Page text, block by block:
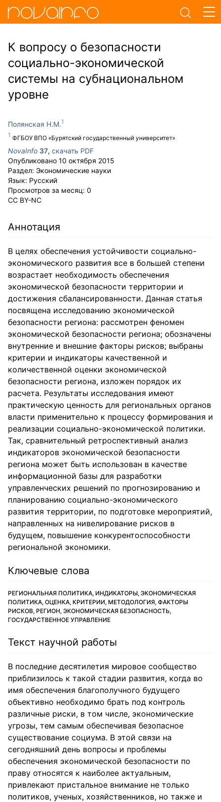
К вопросу о безопасности
социально-экономической
системы на субнациональном
уровне
Полянская Н.М.
ФГБОУ ВПО «Бурятский государственный университет»
NovaInfo 37, скачать PDF
Опубликовано 10 октября 2015
Раздел: Экономические науки
Язык: Русский
Просмотров за месяц: 0
CC BY-NC
Аннотация
В целях обеспечения устойчивости социально-
экономического развития все в большей степени
возрастает необходимость обеспечения
экономической безопасности территории и
достижения сбалансированности. Данная статья
посвящена исследованию экономической
безопасности региона: рассмотрен феномен
экономической безопасности региона; обозначены
внутренние и внешние факторы рисков; выбраны
критерии и индикаторы качественной и
количественной оценки экономической
безопасности региона, изложен порядок их
расчета. Результаты исследования имеют
практическую ценность для региональных органов
власти применительно к процессу формирования и
реализации социально-экономической политики.
Так, сравнительный ретроспективный анализ
индикаторов экономической безопасности
региона может быть использован в качестве
информационной базы для разработки
управленческих решений по прогнозированию и
планированию социально-экономического
развития территории, по подготовке мероприятий,
направленных на нивелирование рисков в
будущем, повышение конкурентоспособности
региональной экономики.
Ключевые слова
РЕГИОНАЛЬНАЯ ПОЛИТИКА, ИНДИКАТОРЫ, ЭКОНОМИЧЕСКАЯ
ПОЛИТИКА, ОЦЕНКА, КРИТЕРИИ, МЕТОДОЛОГИЯ, ФАКТОРЫ
РИСКОВ, РЕГИОН, ЭКОНОМИЧЕСКАЯ БЕЗОПАСНОСТЬ,
ГОСУДАРСТВЕННОЕ УПРАВЛЕНИЕ
Текст научной работы
В последние десятилетия мировое сообщество
приблизилось к такой стадии развития, когда во
имя обеспечения благополучного будущего
объективно необходимо брать под контроль
различные риски, в том числе, экономические
угрозы, тем самым обеспечивая безопасное
существование социума. В этой связи на
сегодняшний день вопросы и проблемы
обеспечения экономической безопасности по
праву относятся к наиболее актуальным,
привлекают пристальное внимание не только
политиков, ученых, хозяйственников, но также и